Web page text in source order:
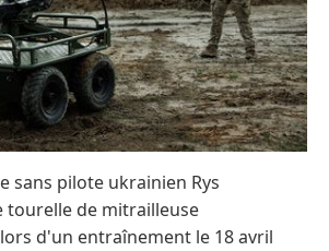
sans pilote ukrainien Rys
tourelle de mitrailleuse
d'un entraînement le 18 avril